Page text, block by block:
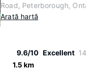
Road, Peterborough,
Arată hartă
9.6/10 Excellent
1.5 km